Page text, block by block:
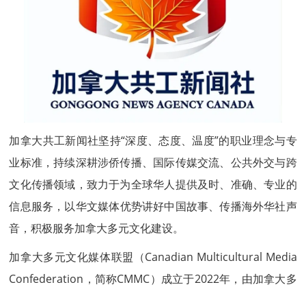
加拿大共工新闻社坚持“深度、态度、温度”的职业理念与专
业标准，持续深耕涉侨传播、国际传媒交流、公共外交与跨
文化传播领域，致力于为全球华人提供及时、准确、专业的
信息服务，以华文媒体优势讲好中国故事、传播海外华社声
音，积极服务加拿大多元文化建设。
加拿大多元文化媒体联盟（Canadian Multicultural Media
Confederation，简称CMMC）成立于2022年，由加拿大多